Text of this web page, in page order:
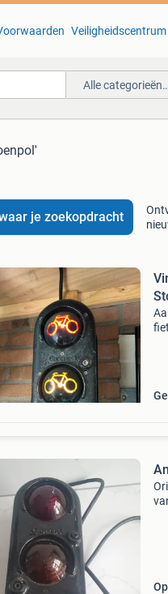
Veiligheidscentrum
Alle categorieën…
je zoekopdracht